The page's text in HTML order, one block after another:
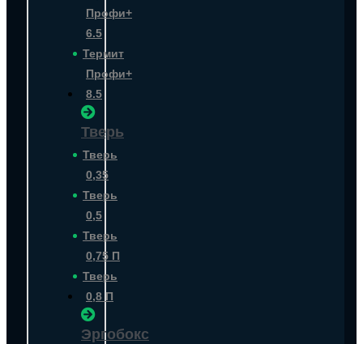
Профи+
6.5
Термит
Профи+
8.5
Тверь
Тверь
0,35
Тверь
0,5
Тверь
0,75 П
Тверь
0,8 П
Эргобокс